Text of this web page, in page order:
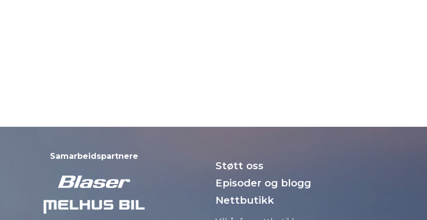
Samarbeidspartnere
Støtt oss
Episoder og blogg
Nettbutikk